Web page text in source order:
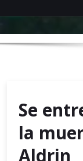
Se
la
Aldrin